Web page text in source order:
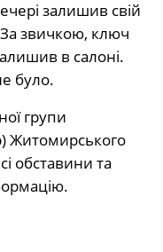
залишив свій
звичкою, ключ
в салоні.
було.
групи
Житомирського
обставини та